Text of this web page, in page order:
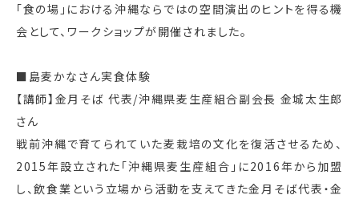
「食の場」における沖縄ならではの空間演出のヒントを得る機
会として、ワークショップが開催されました。
■島麦かなさん実食体験
【講師】金月そば 代表/沖縄県麦生産組合副会長 金城太生郎
さん
戦前沖縄で育てられていた麦栽培の文化を復活させるため、
2015年設立された「沖縄県麦生産組合」に2016年から加盟
し、飲食業という立場から活動を支えてきた金月そば代表・金